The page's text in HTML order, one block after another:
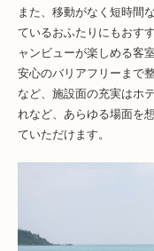
また、移動がなく短時間
ているおふたりにもおす
ャンビューが楽しめる客
安心のバリアフリーまで
など、施設面の充実はホ
れなど、あらゆる場面を
ていただけます。